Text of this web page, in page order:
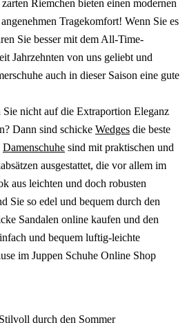
Riemchen bieten einen modernen
Tragekomfort! Wenn Sie es
Sie besser mit dem All-Time-
Jahrzehnten von uns geliebt und
auch in dieser Saison eine gute
nicht auf die Extraportion Eleganz
Dann sind schicke Wedges die beste
Damenschuhe sind mit praktischen und
ausgestattet, die vor allem im
aus leichten und doch robusten
Sie so edel und bequem durch den
Sandalen online kaufen und den
und bequem luftig-leichte
im Juppen Schuhe Online Shop
durch den Sommer